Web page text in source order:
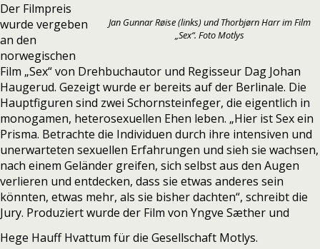
Jan Gunnar Røise (links) und Thorbjørn Harr im Film
„Sex“. Foto Motlys
Der Filmpreis
wurde vergeben
an den
norwegischen
Film „Sex“ von Drehbuchautor und Regisseur Dag Johan
Haugerud. Gezeigt wurde er bereits auf der Berlinale. Die
Hauptfiguren sind zwei Schornsteinfeger, die eigentlich in
monogamen, heterosexuellen Ehen leben. „Hier ist Sex ein
Prisma. Betrachte die Individuen durch ihre intensiven und
unerwarteten sexuellen Erfahrungen und sieh sie wachsen,
nach einem Geländer greifen, sich selbst aus den Augen
verlieren und entdecken, dass sie etwas anderes sein
könnten, etwas mehr, als sie bisher dachten“, schreibt die
Jury. Produziert wurde der Film von Yngve Sæther und
Hege Hauff Hvattum für die Gesellschaft Motlys.